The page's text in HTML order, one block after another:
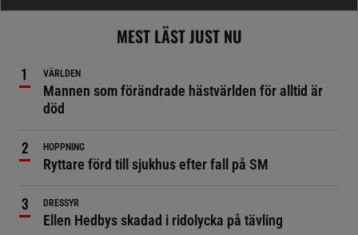
MEST LÄST JUST NU
VÄRLDEN
Mannen som förändrade hästvärlden för alltid är
död
HOPPNING
Ryttare förd till sjukhus efter fall på SM
DRESSYR
Ellen Hedbys skadad i ridolycka på tävling